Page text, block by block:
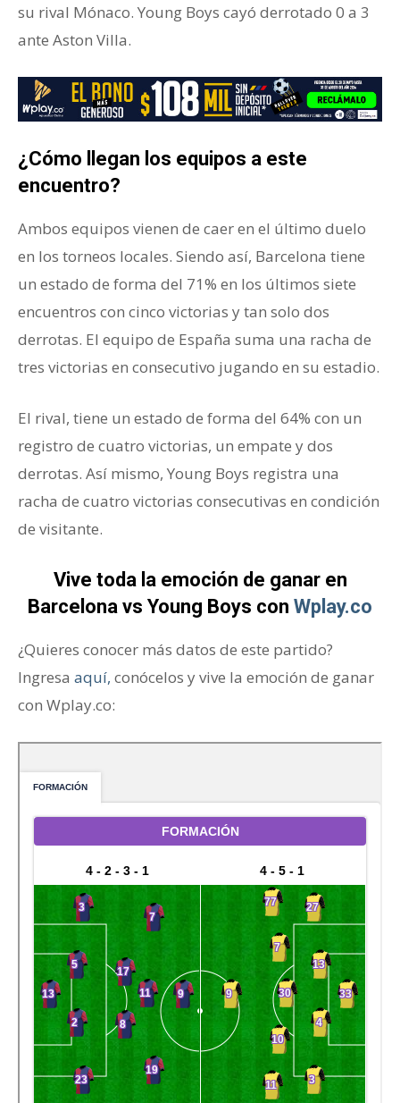
su rival Mónaco. Young Boys cayó derrotado 0 a 3
ante Aston Villa.
¿Cómo llegan los equipos a este
encuentro?
Ambos equipos vienen de caer en el último duelo
en los torneos locales. Siendo así, Barcelona tiene
un estado de forma del 71% en los últimos siete
encuentros con cinco victorias y tan solo dos
derrotas. El equipo de España suma una racha de
tres victorias en consecutivo jugando en su estadio.
El rival, tiene un estado de forma del 64% con un
registro de cuatro victorias, un empate y dos
derrotas. Así mismo, Young Boys registra una
racha de cuatro victorias consecutivas en condición
de visitante.
Vive toda la emoción de ganar en
Barcelona vs Young Boys con Wplay.co
¿Quieres conocer más datos de este partido?
Ingresa aquí, conócelos y vive la emoción de ganar
con Wplay.co: